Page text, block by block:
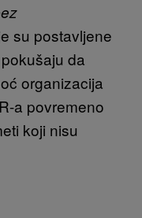
su postavljene
da
organizacija
a povremeno
koji nisu